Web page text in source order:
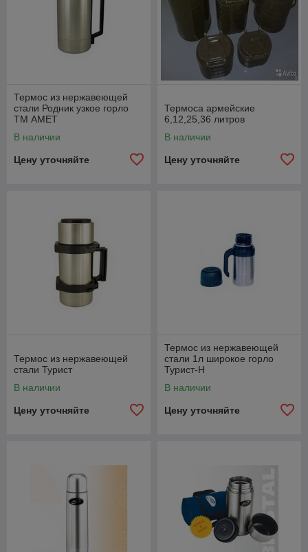
Термос из нержавеющей
стали Родник узкое горло
ТМ АМЕТ
В наличии
Цену уточняйте
Термоса армейские
6,12,25,36 литров
В наличии
Цену уточняйте
Термос из нержавеющей
стали Турист
В наличии
Цену уточняйте
Термос из нержавеющей
стали 1л широкое горло
Турист-Н
В наличии
Цену уточняйте